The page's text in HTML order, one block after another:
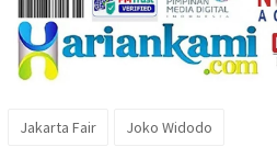
Jakarta Fair Joko Widodo